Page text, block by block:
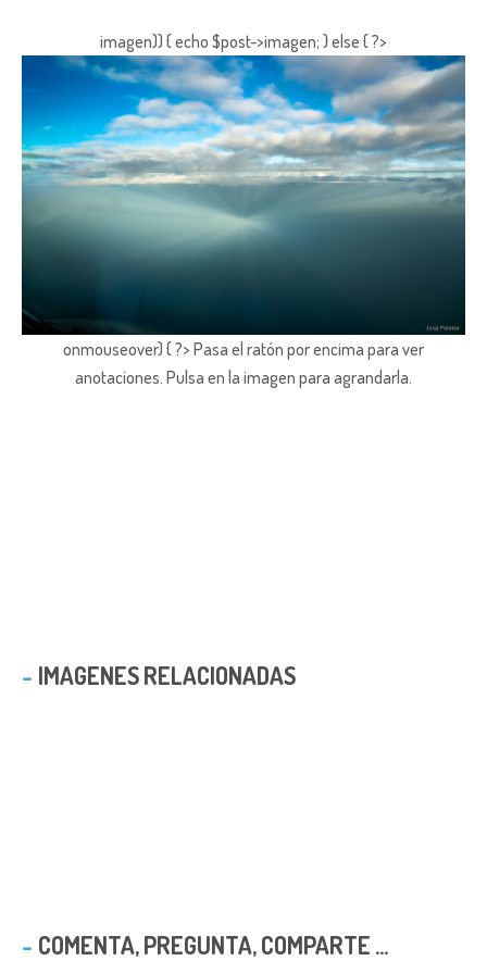
imagen)) { echo $post->imagen; } else { ?>
onmouseover) { ?> Pasa el ratón por encima para ver
anotaciones. Pulsa en la imagen para agrandarla.
IMAGENES RELACIONADAS
COMENTA, PREGUNTA, COMPARTE ...